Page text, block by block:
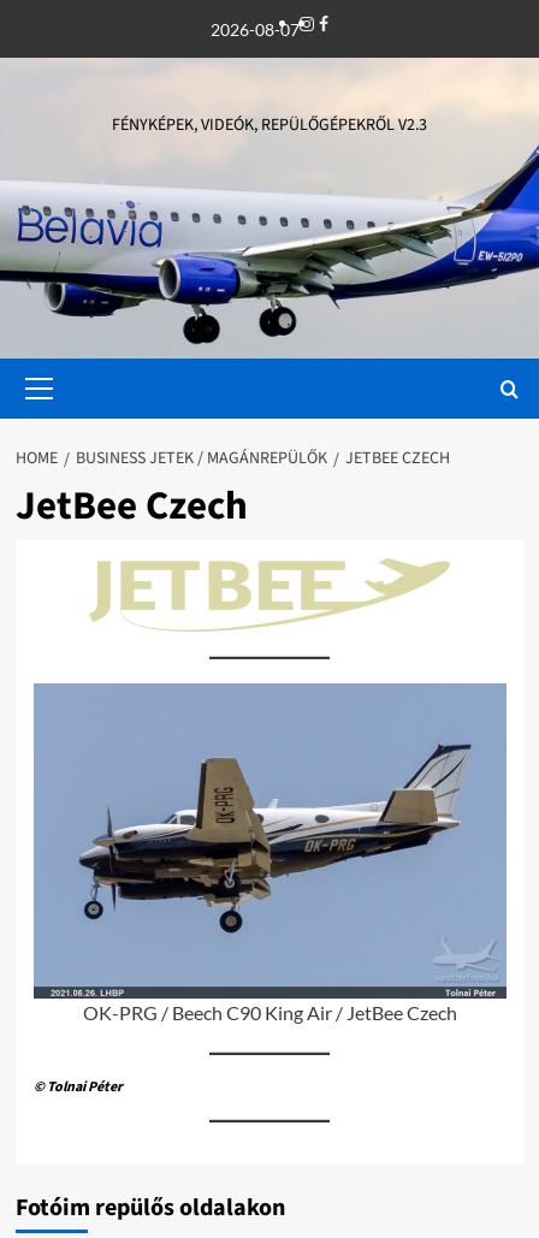
2026-08-07Instagram
Facebook
FÉNYKÉPEK, VIDEÓK, REPÜLŐGÉPEKRŐL V2.3
Menu
HOME BUSINESS JETEK / MAGÁNREPÜLŐK JETBEE CZECH
JetBee Czech
OK-PRG / Beech C90 King Air / JetBee Czech
© Tolnai Péter
Fotóim repülős oldalakon